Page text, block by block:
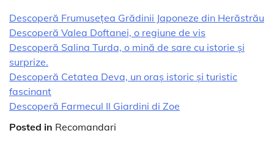
Descoperă Frumusețea Grădinii Japoneze din Herăstrău
Descoperă Valea Doftanei, o regiune de vis
Descoperă Salina Turda, o mină de sare cu istorie și
surprize.
Descoperă Cetatea Deva, un oraș istoric și turistic
fascinant
Descoperă Farmecul Il Giardini di Zoe
Posted in Recomandari